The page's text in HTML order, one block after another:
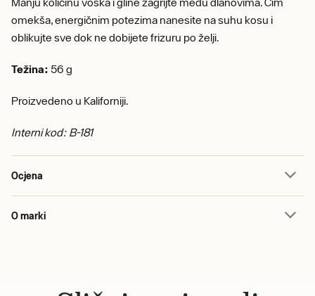
omekša, energičnim potezima nanesite na suhu kosu i
oblikujte sve dok ne dobijete frizuru po želji.
Težina: 56 g
Proizvedeno u Kaliforniji.
Interni kod: B-181
Ocjena
O marki